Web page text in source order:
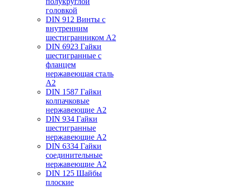
головкой
DIN 912 Винты с
внутренним
шестигранником А2
DIN 6923 Гайки
шестигранные с
фланцем
нержавеющая сталь
А2
DIN 1587 Гайки
колпачковые
нержавеющие А2
DIN 934 Гайки
шестигранные
нержавеющие А2
DIN 6334 Гайки
соединительные
нержавеющие А2
DIN 125 Шайбы
плоские